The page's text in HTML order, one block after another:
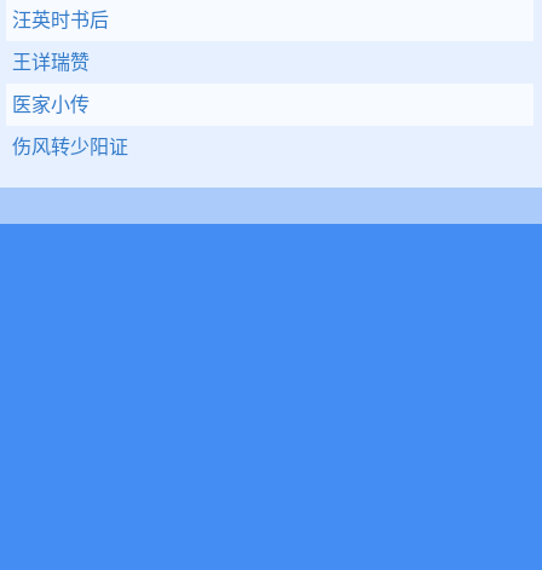
汪英时书后
王详瑞赞
医家小传
伤风转少阳证